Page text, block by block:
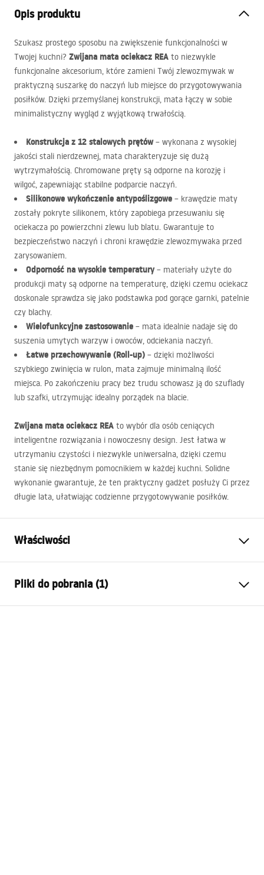
Opis produktu
Szukasz prostego sposobu na zwiększenie funkcjonalności w
Twojej kuchni? Zwijana mata ociekacz REA to niezwykle
funkcjonalne akcesorium, które zamieni Twój zlewozmywak w
praktyczną suszarkę do naczyń lub miejsce do przygotowywania
posiłków. Dzięki przemyślanej konstrukcji, mata łączy w sobie
minimalistyczny wygląd z wyjątkową trwałością.
Konstrukcja z 12 stalowych prętów– wykonana z wysokiej
jakości stali nierdzewnej, mata charakteryzuje się dużą
wytrzymałością. Chromowane pręty są odporne na korozję i
wilgoć, zapewniając stabilne podparcie naczyń.
Silikonowe wykończenie antypoślizgowe – krawędzie maty
zostały pokryte silikonem, który zapobiega przesuwaniu się
ociekacza po powierzchni zlewu lub blatu. Gwarantuje to
bezpieczeństwo naczyń i chroni krawędzie zlewozmywaka przed
zarysowaniem.
Odporność na wysokie temperatury– materiały użyte do
produkcji maty są odporne na temperaturę, dzięki czemu ociekacz
doskonale sprawdza się jako podstawka pod gorące garnki, patelnie
czy blachy.
Wielofunkcyjne zastosowanie – mata idealnie nadaje się do
suszenia umytych warzyw i owoców, odciekania naczyń.
Łatwe przechowywanie (Roll-up) – dzięki możliwości
szybkiego zwinięcia w rulon, mata zajmuje minimalną ilość
miejsca. Po zakończeniu pracy bez trudu schowasz ją do szuflady
lub szafki, utrzymując idealny porządek na blacie.
Zwijana mata ociekacz REA to wybór dla osób ceniących
inteligentne rozwiązania i nowoczesny design. Jest łatwa w
utrzymaniu czystości i niezwykle uniwersalna, dzięki czemu
stanie się niezbędnym pomocnikiem w każdej kuchni. Solidne
wykonanie gwarantuje, że ten praktyczny gadżet posłuży Ci przez
długie lata, ułatwiając codzienne przygotowywanie posiłków.
Właściwości
Materiał
Długość (mm)
380mm
Pliki do pobrania (1)